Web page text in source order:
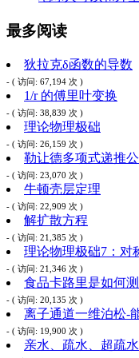
最多阅读
狄拉克δ函数的导数
- ( 访问: 67,194 次 )
1/r 的傅里叶变换
- ( 访问: 38,839 次 )
理论物理极础
- ( 访问: 26,159 次 )
勒让德多项式递推
- ( 访问: 23,070 次 )
牛顿壳层定理
- ( 访问: 22,909 次 )
解扩散方程
- ( 访问: 21,385 次 )
理论物理极础7：对
- ( 访问: 21,346 次 )
食品卡路里是如何
- ( 访问: 20,135 次 )
离子通道一维泊松-
- ( 访问: 19,900 次 )
亲水、疏水、超疏